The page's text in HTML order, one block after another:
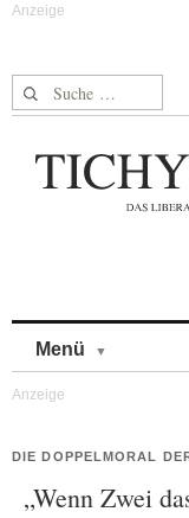
Suche nach:
Menü
DIE DOPPELMORAL
„Wenn Zwei